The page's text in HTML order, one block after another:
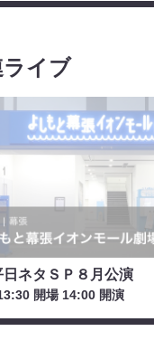
ライブ
日ネタＳＰ８月公演
開場 14:00 開演